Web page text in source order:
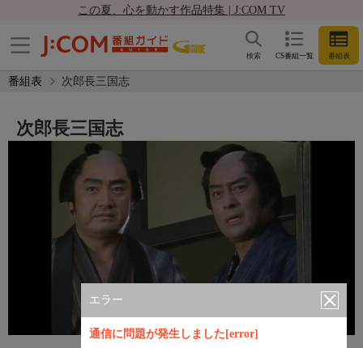
この夏、心を動かす作品特集 | J:COM TV
CS番組一覧 番組表
検索
番組表 次郎長三国志
エラー
通信に問題が発生しました[error]
次郎長三国志